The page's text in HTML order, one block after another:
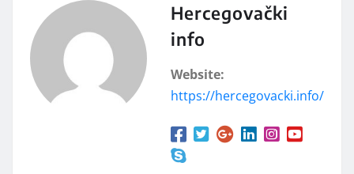
Hercegovački
info
Website:
https://hercegovacki.info/